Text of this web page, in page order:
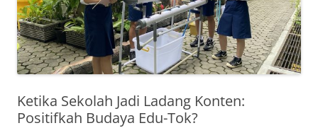
Ketika Sekolah Jadi Ladang Konten:
Positifkah Budaya Edu-Tok?